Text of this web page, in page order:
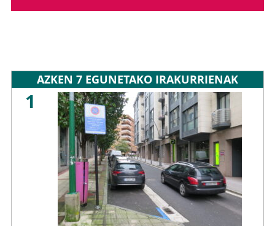
AZKEN 7 EGUNETAKO IRAKURRIENAK
1